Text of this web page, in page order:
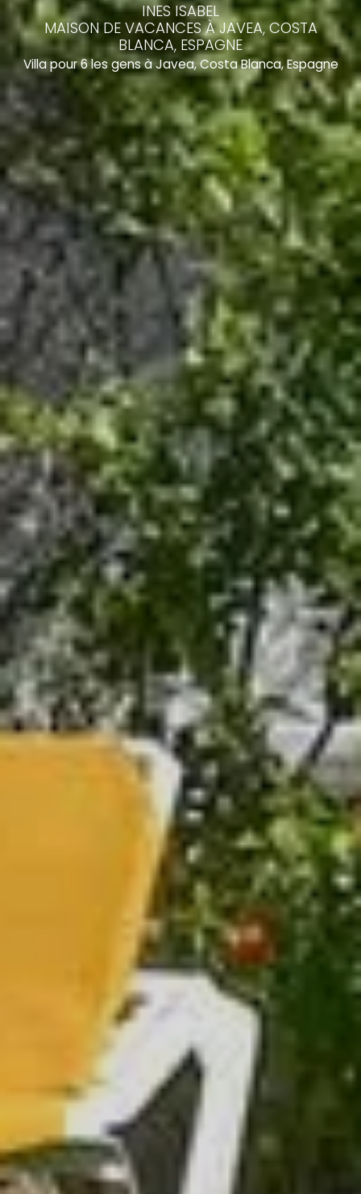
INES ISABEL
MAISON DE VACANCES À JAVEA, COSTA
BLANCA, ESPAGNE
Villa pour 6 les gens à Javea, Costa Blanca, Espagne